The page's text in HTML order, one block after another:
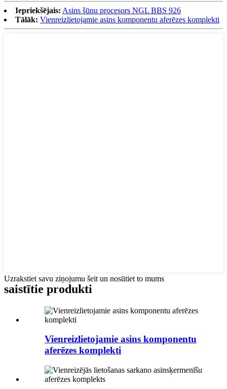
Iepriekšējais: Asins šūnu procesors NGL BBS 926
Tālāk: Vienreizlietojamie asins komponentu aferēzes komplekti
Uzrakstiet savu ziņojumu šeit un nosūtiet to mums
saistītie produkti
Vienreizlietojamie asins komponentu
aferēzes komplekti